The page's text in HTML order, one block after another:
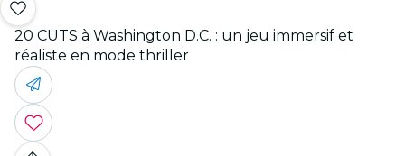
20 CUTS à Washington D.C. : un jeu immersif et
réaliste en mode thriller